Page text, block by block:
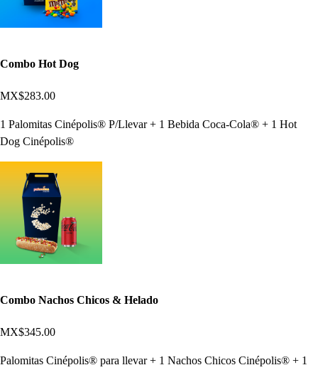
Combo Hot Dog
MX$283.00
1 Palomitas Cinépolis® P/Llevar + 1 Bebida Coca-Cola® + 1 Hot
Dog Cinépolis®
Combo Nachos Chicos & Helado
MX$345.00
Palomitas Cinépolis® para llevar + 1 Nachos Chicos Cinépolis® + 1